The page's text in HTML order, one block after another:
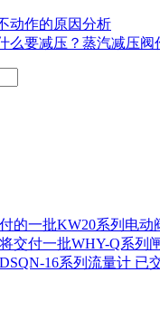
动作的原因分析
么要减压？蒸汽减压阀
已